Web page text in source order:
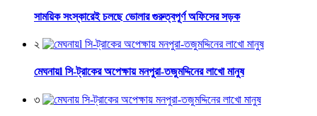
সাময়িক সংস্কারেই চলছে ভোলার গুরুত্বপূর্ণ অফিসের সড়ক
২
মেঘনায়l সি-ট্রাকের অপেক্ষায় মনপুরা-তজুমদ্দিনের লাখো মানুষ
৩